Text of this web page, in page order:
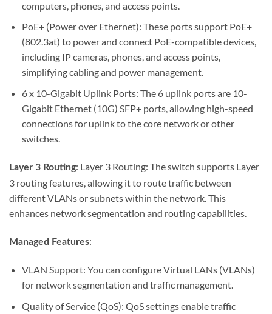
computers, phones, and access points.
PoE+ (Power over Ethernet): These ports support PoE+
(802.3at) to power and connect PoE-compatible devices,
including IP cameras, phones, and access points,
simplifying cabling and power management.
6 x 10-Gigabit Uplink Ports: The 6 uplink ports are 10-
Gigabit Ethernet (10G) SFP+ ports, allowing high-speed
connections for uplink to the core network or other
switches.
Layer 3 Routing: Layer 3 Routing: The switch supports Layer
3 routing features, allowing it to route traffic between
different VLANs or subnets within the network. This
enhances network segmentation and routing capabilities.
Managed Features:
VLAN Support: You can configure Virtual LANs (VLANs)
for network segmentation and traffic management.
Quality of Service (QoS): QoS settings enable traffic